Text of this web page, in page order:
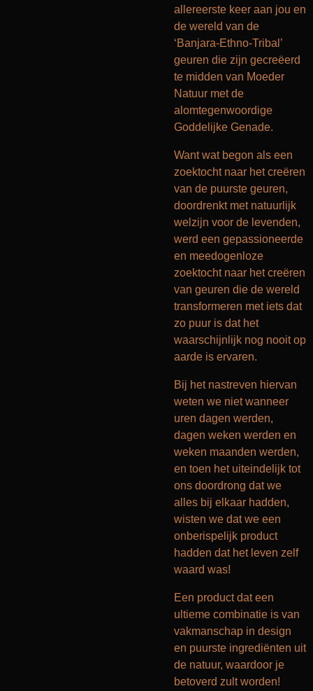
allereerste keer aan jou en
de wereld van de
‘Banjara-Ethno-Tribal’
geuren die zijn gecreëerd
te midden van Moeder
Natuur met de
alomtegenwoordige
Goddelijke Genade.
Want wat begon als een
zoektocht naar het creëren
van de puurste geuren,
doordrenkt met natuurlijk
welzijn voor de levenden,
werd een gepassioneerde
en meedogenloze
zoektocht naar het creëren
van geuren die de wereld
transformeren met iets dat
zo puur is dat het
waarschijnlijk nog nooit op
aarde is ervaren.
Bij het nastreven hiervan
weten we niet wanneer
uren dagen werden,
dagen weken werden en
weken maanden werden,
en toen het uiteindelijk tot
ons doordrong dat we
alles bij elkaar hadden,
wisten we dat we een
onberispelijk product
hadden dat het leven zelf
waard was!
Een product dat een
ultieme combinatie is van
vakmanschap in design
en puurste ingrediënten uit
de natuur, waardoor je
betoverd zult worden!